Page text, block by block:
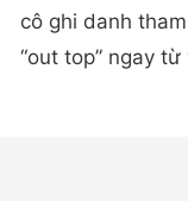
cô ghi danh
“out top” ngay